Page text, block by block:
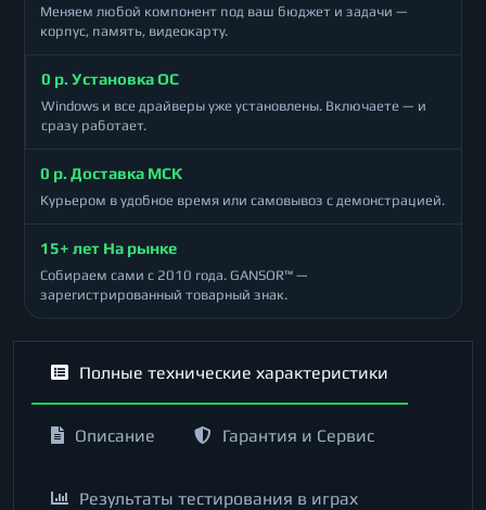
Меняем любой компонент под ваш бюджет и задачи —
корпус, память, видеокарту.
0 р. Установка ОС
Windows и все драйверы уже установлены. Включаете — и
сразу работает.
0 р. Доставка МСК
Курьером в удобное время или самовывоз с демонстрацией.
15+ лет На рынке
Собираем сами с 2010 года. GANSOR™ —
зарегистрированный товарный знак.
Полные технические характеристики
Описание Гарантия и Сервис
Результаты тестирования в играх